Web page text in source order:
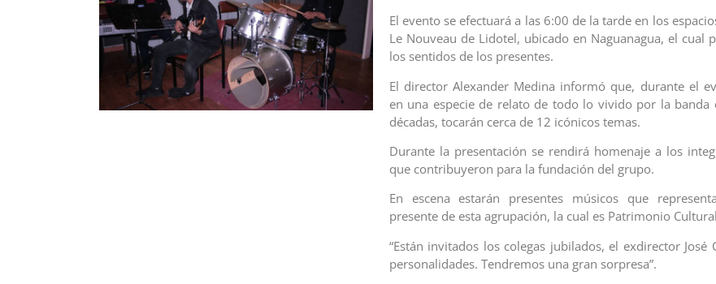
El evento se efectuará a las 6:00 de la tarde en los
Le Nouveau de Lidotel, ubicado en Naguanagua, el cual
los sentidos de los presentes.
El director Alexander Medina informó que, durante el
en una especie de relato de todo lo vivido por la banda
décadas, tocarán cerca de 12 icónicos temas.
Durante la presentación se rendirá homenaje a los
que contribuyeron para la fundación del grupo.
En escena estarán presentes músicos que
presente de esta agrupación, la cual es Patrimonio
“Están invitados los colegas jubilados, el exdirector José
personalidades. Tendremos una gran sorpresa”.